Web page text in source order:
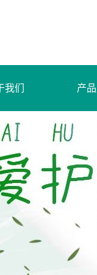
我们 产